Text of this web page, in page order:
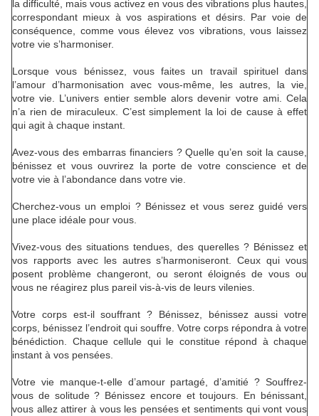
la difficulté, mais vous activez en vous des vibrations plus hautes,
correspondant mieux à vos aspirations et désirs. Par voie de
conséquence, comme vous élevez vos vibrations, vous laissez
votre vie s’harmoniser.
Lorsque vous bénissez, vous faites un travail spirituel dans
l’amour d’harmonisation avec vous-même, les autres, la vie,
votre vie. L’univers entier semble alors devenir votre ami. Cela
n’a rien de miraculeux. C’est simplement la loi de cause à effet
qui agit à chaque instant.
Avez-vous des embarras financiers ? Quelle qu’en soit la cause,
bénissez et vous ouvrirez la porte de votre conscience et de
votre vie à l’abondance dans votre vie.
Cherchez-vous un emploi ? Bénissez et vous serez guidé vers
une place idéale pour vous.
Vivez-vous des situations tendues, des querelles ? Bénissez et
vos rapports avec les autres s’harmoniseront. Ceux qui vous
posent problème changeront, ou seront éloignés de vous ou
vous ne réagirez plus pareil vis-à-vis de leurs vilenies.
Votre corps est-il souffrant ? Bénissez, bénissez aussi votre
corps, bénissez l’endroit qui souffre. Votre corps répondra à votre
bénédiction. Chaque cellule qui le constitue répond à chaque
instant à vos pensées.
Votre vie manque-t-elle d’amour partagé, d’amitié ? Souffrez-
vous de solitude ? Bénissez encore et toujours. En bénissant,
vous allez attirer à vous les pensées et sentiments qui vont vous